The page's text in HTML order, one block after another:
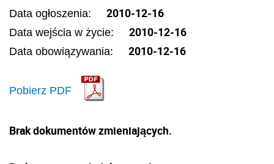
Data ogłoszenia: 2010-12-16
Data wejścia w życie: 2010-12-16
Data obowiązywania: 2010-12-16
Pobierz PDF
Brak dokumentów zmieniających.